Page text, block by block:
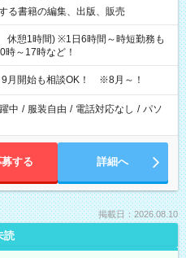
る書籍の編集、出版、販売
憩1時間) ※1日6時間～時短勤務も
～17時など！
月開始も相談OK！ ※8月～！
中 / 服装自由 / 電話対応なし / パソ
募する 詳細へ
掲載日：2026.08.10
読